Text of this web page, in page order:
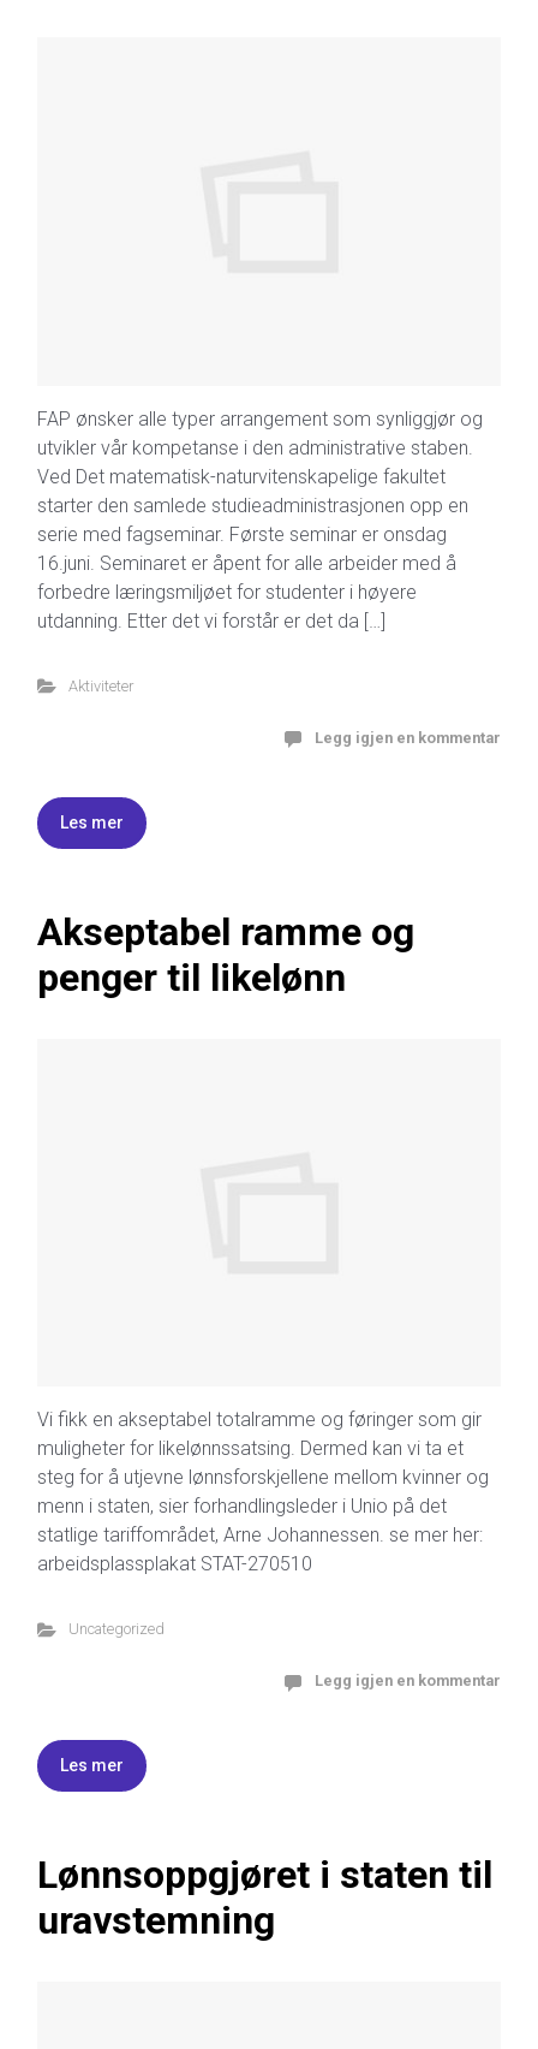
FAP ønsker alle typer arrangement som synliggjør og
utvikler vår kompetanse i den administrative staben.
Ved Det matematisk-naturvitenskapelige fakultet
starter den samlede studieadministrasjonen opp en
serie med fagseminar. Første seminar er onsdag
16.juni. Seminaret er åpent for alle arbeider med å
forbedre læringsmiljøet for studenter i høyere
utdanning. Etter det vi forstår er det da […]
Aktiviteter
Legg igjen en kommentar
Les mer
Akseptabel ramme og
penger til likelønn
Vi fikk en akseptabel totalramme og føringer som gir
muligheter for likelønnssatsing. Dermed kan vi ta et
steg for å utjevne lønnsforskjellene mellom kvinner og
menn i staten, sier forhandlingsleder i Unio på det
statlige tariffområdet, Arne Johannessen. se mer her:
arbeidsplassplakat STAT-270510
Uncategorized
Legg igjen en kommentar
Les mer
Lønnsoppgjøret i staten til
uravstemning